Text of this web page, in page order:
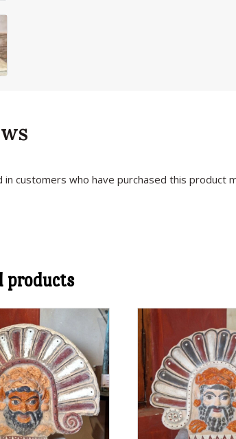
in customers who have purchased this product
products